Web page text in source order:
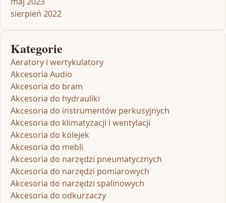
sierpień 2022
Kategorie
Aeratory i wertykulatory
Akcesoria Audio
Akcesoria do bram
Akcesoria do hydrauliki
Akcesoria do instrumentów perkusyjnych
Akcesoria do klimatyzacji i wentylacji
Akcesoria do kolejek
Akcesoria do mebli
Akcesoria do narzędzi pneumatycznych
Akcesoria do narzędzi pomiarowych
Akcesoria do narzędzi spalinowych
Akcesoria do odkurzaczy